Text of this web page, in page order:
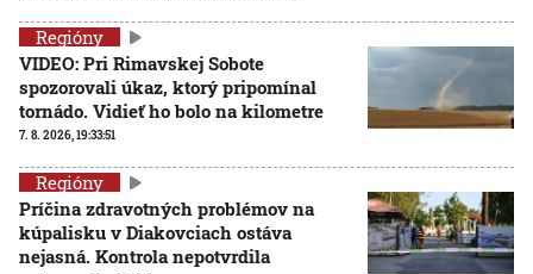
Regióny
VIDEO: Pri Rimavskej Sobote
spozorovali úkaz, ktorý pripomínal
tornádo. Vidieť ho bolo na kilometre
7. 8. 2026, 19:33:51
Regióny
Príčina zdravotných problémov na
kúpalisku v Diakovciach ostáva
nejasná. Kontrola nepotvrdila